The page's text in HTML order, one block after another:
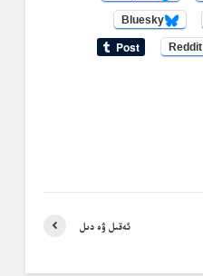
Bluesky
Reddit
ئەقىل ۋە دىل